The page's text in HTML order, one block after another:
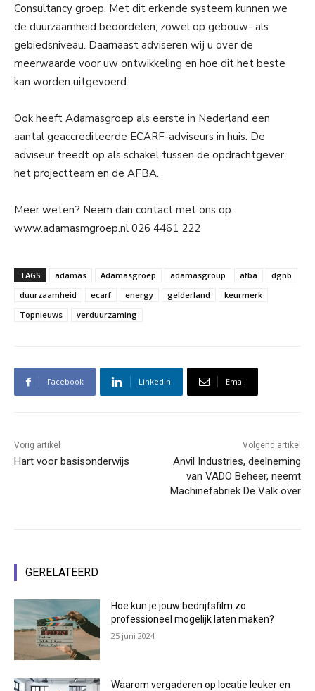
Consultancy groep. Met dit erkende systeem kunnen we
de duurzaamheid beoordelen, zowel op gebouw- als
gebiedsniveau. Daarnaast adviseren wij u over de
meerwaarde voor uw ontwikkeling en hoe dit het beste
kan worden uitgevoerd.
Ook heeft Adamasgroep als eerste in Nederland een
aantal geaccrediteerde ECARF-adviseurs in huis. De
adviseur treedt op als schakel tussen de opdrachtgever,
het projectteam en de AFBA.
Meer weten? Neem dan contact met ons op.
www.adamasmgroep.nl 026 4461 222
TAGS adamas Adamasgroep adamasgroup afba
dgnb
duurzaamheid
ecarf energy gelderland
keurmerk
Topnieuws
verduurzaming
Facebook Linkedin Email
Vorig artikel
Hart voor basisonderwijs
Volgend artikel
Anvil Industries, deelneming
van VADO Beheer, neemt
Machinefabriek De Valk over
GERELATEERD
Hoe kun je jouw bedrijfsfilm zo
professioneel mogelijk laten maken?
25 juni 2024
Waarom vergaderen op locatie leuker en